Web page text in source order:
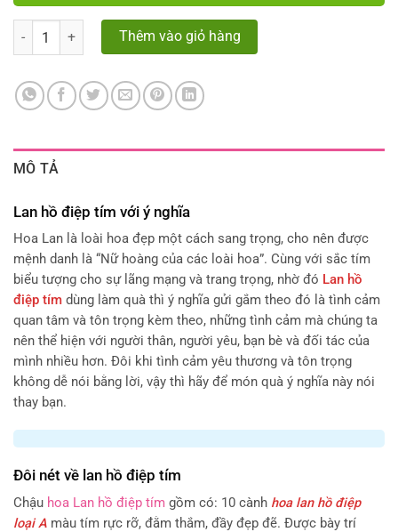
Số lượng Thêm vào giỏ hàng
MÔ TẢ
Lan hồ điệp tím với ý nghĩa
Hoa Lan là loài hoa đẹp một cách sang trọng, cho nên được
mệnh danh là “Nữ hoàng của các loài hoa”. Cùng với sắc tím
biểu tượng cho sự lãng mạng và trang trọng, nhờ đó Lan hồ
điệp tím dùng làm quà thì ý nghĩa gửi gắm theo đó là tình cảm
quan tâm và tôn trọng kèm theo, những tình cảm mà chúng ta
nên thể hiện với người thân, người yêu, bạn bè và đối tác của
mình nhiều hơn. Đôi khi tình cảm yêu thương và tôn trọng
không dễ nói bằng lời, vậy thì hãy để món quà ý nghĩa này nói
thay bạn.
Đôi nét về lan hồ điệp tím
Chậu hoa Lan hồ điệp tím gồm có: 10 cành hoa lan hồ điệp
loại A màu tím rực rỡ, đằm thắm, đầy đẹp đẽ. Được bày trí